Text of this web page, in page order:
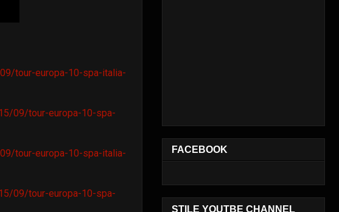
tour-europa-10-spa-italia-
09/tour-europa-10-spa-
tour-europa-10-spa-italia-
09/tour-europa-10-spa-
FACEBOOK
STILE YOUTBE CHANNEL